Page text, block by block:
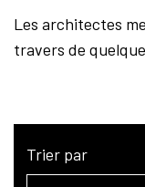
Les architectes
travers de
Trier par